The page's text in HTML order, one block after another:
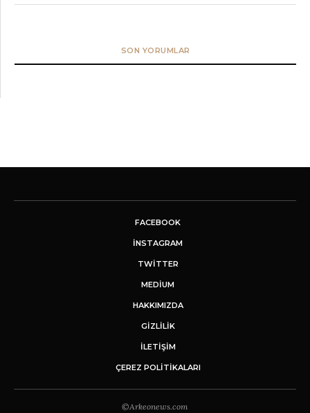
SON YORUMLAR
FACEBOOK
INSTAGRAM
TWITTER
MEDIUM
HAKKIMIZDA
GİZLİLİK
İLETIŞIM
ÇEREZ POLITIKALARI
©Arkeonews.com